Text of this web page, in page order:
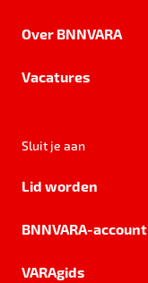
Over BNNVARA
Vacatures
Sluit je aan
Lid worden
BNNVARA-account
VARAgids